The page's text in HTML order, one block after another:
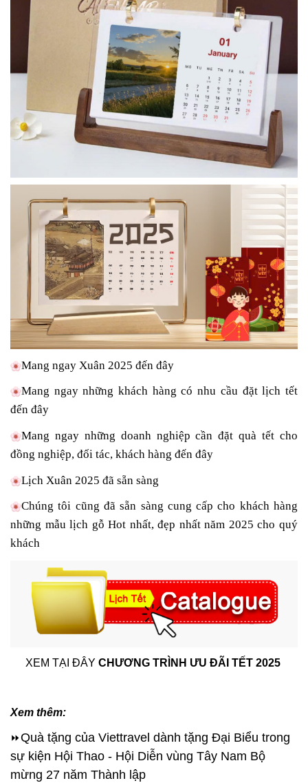
Mang ngay Xuân 2025 đến đây
Mang ngay những khách hàng có nhu cầu đặt lịch tết
đến đây
Mang ngay những doanh nghiệp cần đặt quà tết cho
đồng nghiệp, đối tác, khách hàng đến đây
Lịch Xuân 2025 đã sẵn sàng
Chúng tôi cũng đã sẵn sàng cung cấp cho khách hàng
những mẫu lịch gỗ Hot nhất, đẹp nhất năm 2025 cho quý
khách
XEM TẠI ĐÂY CHƯƠNG TRÌNH ƯU ĐÃI TẾT 2025
Xem thêm:
⏩Quà tặng của Viettravel dành tặng Đại Biểu trong
sự kiện Hội Thao - Hội Diễn vùng Tây Nam Bộ
mừng 27 năm Thành lập